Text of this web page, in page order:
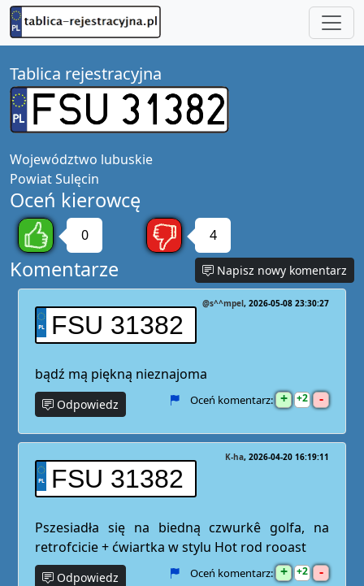
Tablica rejestracyjna
Województwo lubuskie
PowiatSulęcin
Oceń kierowcę
0 4
Komentarze Napisz nowy komentarz
FSU 31382
@s^^mpel 2026-05-08 23:30:27
bądź mą piękną nieznajoma
Odpowiedz Oceń komentarz: + 2 -
FSU 31382
K-ha 2026-04-20 16:19:11
Pszesiadła się na biedną czwurkê golfa, na
retrofcicie + ćwiartka w stylu Hot rod rooast
Odpowiedz Oceń komentarz: + 2 -